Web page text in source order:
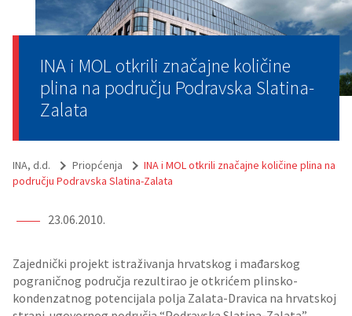
INA i MOL otkrili značajne količine
plina na području Podravska Slatina-
Zalata
INA, d.d. Priopćenja
INA i MOL otkrili značajne količine plina na
području Podravska Slatina-Zalata
23.06.2010.
Zajednički projekt istraživanja hrvatskog i mađarskog
pograničnog područja rezultirao je otkrićem plinsko-
kondenzatnog potencijala polja Zalata-Dravica na hrvatskoj